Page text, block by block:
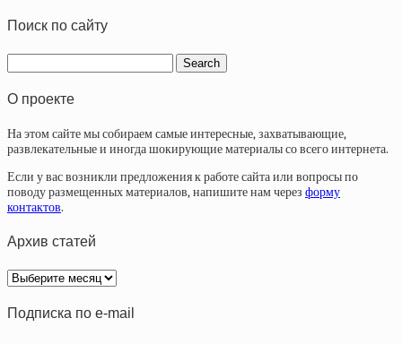
Поиск по сайту
О проекте
На этом сайте мы собираем самые интересные, захватывающие,
развлекательные и иногда шокирующие материалы со всего интернета.
Если у вас возникли предложения к работе сайта или вопросы по
поводу размещенных материалов, напишите нам через форму
контактов.
Архив статей
Архив
статей
Подписка по e-mail